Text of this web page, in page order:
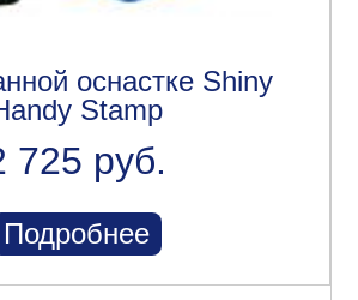
оснастке Shiny
Stamp
725 руб.
Подробнее